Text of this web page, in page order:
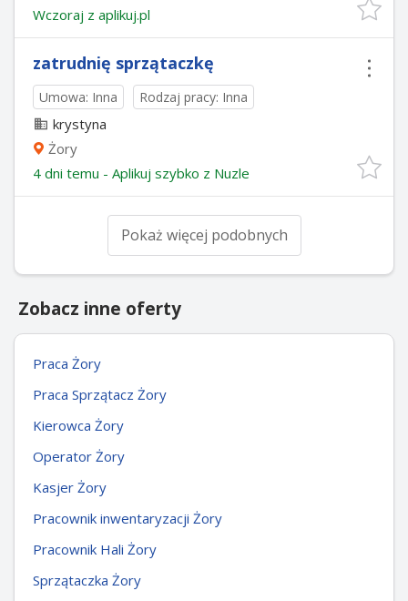
Wczoraj z aplikuj.pl
zatrudnię sprzątaczkę
Umowa: Inna Rodzaj pracy: Inna
krystyna
Żory
4 dni temu - Aplikuj szybko z Nuzle
Pokaż więcej podobnych
Zobacz inne oferty
Praca Żory
Praca Sprzątacz Żory
Kierowca Żory
Operator Żory
Kasjer Żory
Pracownik inwentaryzacji Żory
Pracownik Hali Żory
Sprzątaczka Żory